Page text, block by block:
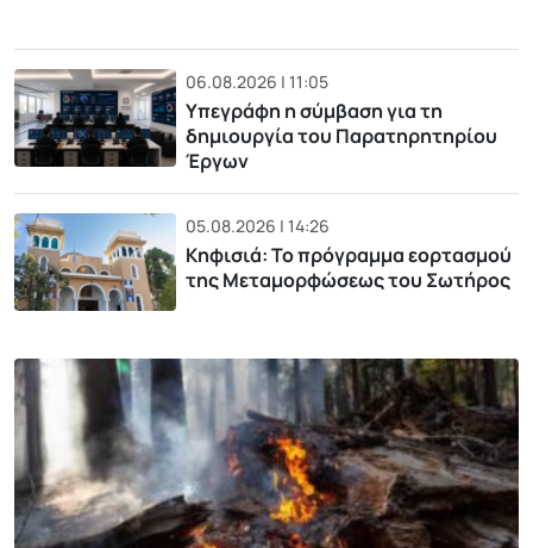
06.08.2026 | 11:05
Υπεγράφη η σύμβαση για τη
δημιουργία του Παρατηρητηρίου
Έργων
05.08.2026 | 14:26
Κηφισιά: Το πρόγραμμα εορτασμού
της Μεταμορφώσεως του Σωτήρος